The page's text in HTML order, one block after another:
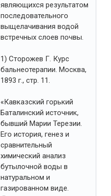
являющихся результатом
последовательного
выщелачивания водой
встречных слоев почвы.
1) Сторожев Г. Курс
бальнеотерапии. Москва,
1893 г., стр. 11.
«Кавказский горький
Баталинский источник,
бывший Марии Терезии.
Его история, генез и
сравнительный
химический анализ
бутылочной воды в
натуральном и
газированном виде.